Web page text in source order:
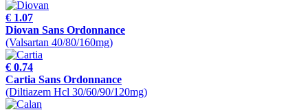
€ 1.07
Diovan Sans Ordonnance
(Valsartan 40/80/160mg)
€ 0.74
Cartia Sans Ordonnance
(Diltiazem Hcl 30/60/90/120mg)